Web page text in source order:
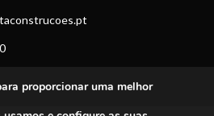
proporcionar uma melhor